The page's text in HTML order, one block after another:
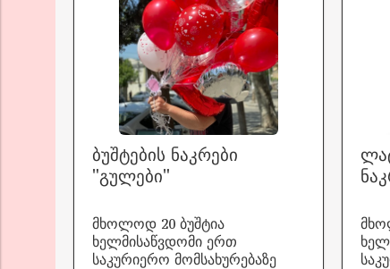
ბუშტების ნაკრები
"გულები"
მხოლოდ 20 ბუშტია
ხელმისაწვდომი ერთ
საკურიერო მომსახურებაზე